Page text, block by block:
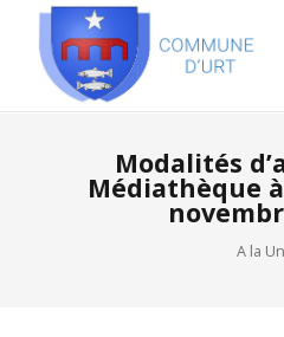
Modalités
Médiathèque
A la